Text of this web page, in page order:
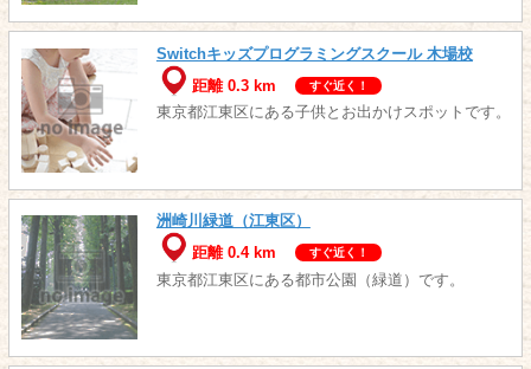
Switchキッズプログラミングスクール 木場校
距離 0.3 km
すぐ近く！
東京都江東区にある子供とお出かけスポットです。
洲崎川緑道（江東区）
距離 0.4 km
すぐ近く！
東京都江東区にある都市公園（緑道）です。